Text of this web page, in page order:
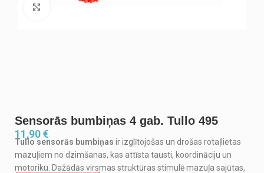
Sensorās bumbiņas 4 gab. Tullo 495
11,90€
Tullo sensorās bumbiņas ir izglītojošas un drošas rotaļlietas
mazuļiem no dzimšanas, kas attīsta tausti, koordināciju un
motoriku. Dažādās virsmas struktūras stimulē mazuļa sajūtas,